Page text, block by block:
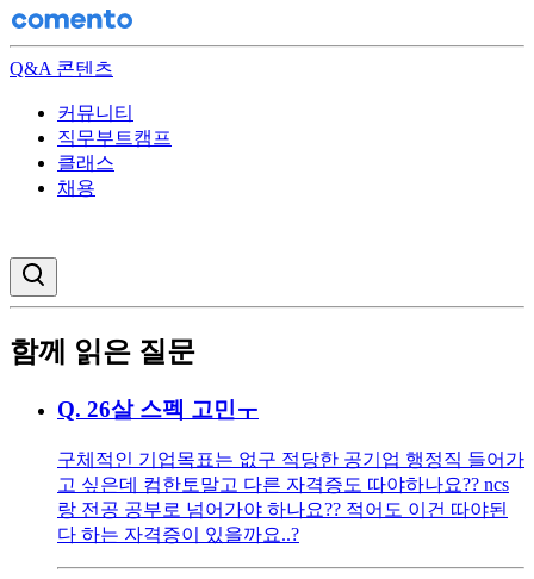
Q&A 콘텐츠
커뮤니티
직무부트캠프
클래스
채용
함께 읽은 질문
Q. 26살 스펙 고민ㅜ
구체적인 기업목표는 없구 적당한 공기업 행정직 들어가
고 싶은데 컴한토말고 다른 자격증도 따야하나요?? ncs
랑 전공 공부로 넘어가야 하나요?? 적어도 이건 따야된
다 하는 자격증이 있을까요..?